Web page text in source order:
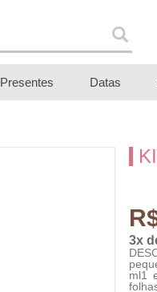
Presentes Datas
3x
ml1